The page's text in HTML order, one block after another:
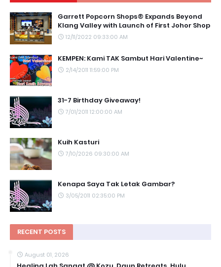
Garrett Popcorn Shops® Expands Beyond
Klang Valley with Launch of First Johor Shop
12/11/2022 09:33:00 AM
KEMPEN: Kami TAK Sambut Hari Valentine~
2/14/2011 11:59:00 PM
31-7 Birthday Giveaway!
7/01/2011 12:00:00 AM
Kuih Kasturi
7/10/2026 09:30:00 AM
Kenapa Saya Tak Letak Gambar?
3/05/2011 02:35:00 PM
RECENT POSTS
August 01, 2026